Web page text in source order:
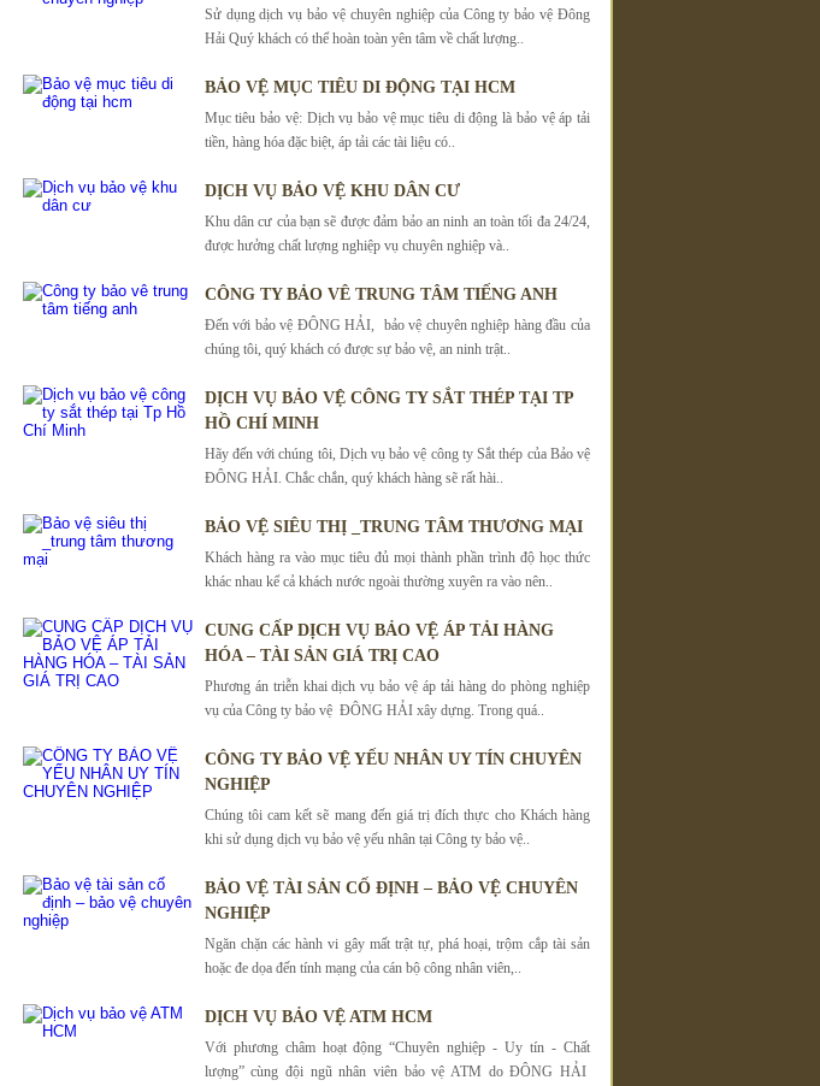
Sử dụng dịch vụ bảo vệ chuyên nghiệp của Công ty bảo vệ Đông
Hải Quý khách có thể hoàn toàn yên tâm về chất lượng..
BẢO VỆ MỤC TIÊU DI ĐỘNG TẠI HCM
Mục tiêu bảo vệ: Dịch vụ bảo vệ mục tiêu di động là bảo vệ áp tải
tiền, hàng hóa đặc biệt, áp tải các tài liệu có..
DỊCH VỤ BẢO VỆ KHU DÂN CƯ
Khu dân cư của bạn sẽ được đảm bảo an ninh an toàn tối đa 24/24,
được hưởng chất lượng nghiệp vụ chuyên nghiệp và..
CÔNG TY BẢO VÊ TRUNG TÂM TIẾNG ANH
Đến với bảo vệ ĐÔNG HẢI, bảo vệ chuyên nghiệp hàng đầu của
chúng tôi, quý khách có được sự bảo vệ, an ninh trật..
DỊCH VỤ BẢO VỆ CÔNG TY SẮT THÉP TẠI TP
HỒ CHÍ MINH
Hãy đến với chúng tôi, Dịch vụ bảo vệ công ty Sắt thép của Bảo vệ
ĐÔNG HẢI. Chắc chắn, quý khách hàng sẽ rất hài..
BẢO VỆ SIÊU THỊ _TRUNG TÂM THƯƠNG MẠI
Khách hàng ra vào mục tiêu đủ mọi thành phần trình độ học thức
khác nhau kể cả khách nước ngoài thường xuyên ra vào nên..
CUNG CẤP DỊCH VỤ BẢO VỆ ÁP TẢI HÀNG
HÓA – TÀI SẢN GIÁ TRỊ CAO
Phương án triễn khai dịch vụ bảo vệ áp tải hàng do phòng nghiệp
vụ của Công ty bảo vệ ĐÔNG HẢI xây dựng. Trong quá..
CÔNG TY BẢO VỆ YẾU NHÂN UY TÍN CHUYÊN
NGHIỆP
Chúng tôi cam kết sẽ mang đến giá trị đích thực cho Khách hàng
khi sử dụng dịch vụ bảo vệ yếu nhân tại Công ty bảo vệ..
BẢO VỆ TÀI SẢN CỐ ĐỊNH – BẢO VỆ CHUYÊN
NGHIỆP
Ngăn chặn các hành vi gây mất trật tự, phá hoại, trộm cắp tài sản
hoặc đe dọa đến tính mạng của cán bộ công nhân viên,..
DỊCH VỤ BẢO VỆ ATM HCM
Với phương châm hoạt động “Chuyên nghiệp - Uy tín - Chất
lượng” cùng đội ngũ nhân viên bảo vệ ATM do ĐÔNG HẢI